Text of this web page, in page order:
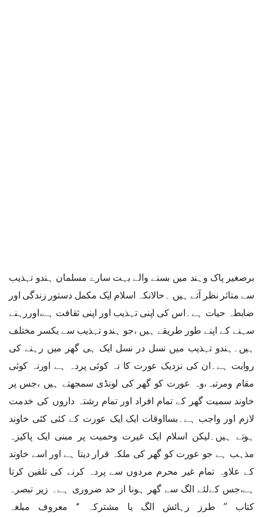
برصغیر پاک وہند میں بسنے والے بہت سارے مسلمان ہندو تہذیب
سے متاثر نظر آتے ہیں ۔حالانکہ اسلام ایک مکمل دستور زندگی اور
ضابطہ حیات ہے۔اس کی اپنی تہذیب اور اپنی ثقافت ہے،اوررہنے
سہنے کے اپنے طور طریقے ہیں ،جو ہندو تہذیب سے یکسر مختلف
ہیں۔ہندو تہذیب میں نسل در نسل ایک ہی گھر میں رہنے کی
روایت ہے۔ان کی نزدیک عورت کا نہ کوئی پردہ ہے اورنہ کوئی
مقام ومرتبہ،وہ عورت کو گھر کی لونڈی سمجھتے ہیں ،جس پر
خاوند سمیت گھر کے تمام افراد اور تمام رشتہ داروں کی خدمت
لازم اور واجب ہے۔بسااوقات ایک ایک عورت کے کئی کئی خاوند
ہوتے ہیں۔لیکن اسلام ایک غیرت وحمیت پر مبنی ایک پاکیزہ
مذہب ہے جو عورت کو گھر کی ملکہ قرار دیتا ہے اور اسے خاوند
کے علاوہ تمام غیر محرم مردوں سے پردہ کرنے کی تلقین کرتا
ہے،جس کےلئے الگ سے گھر ہونا از حد ضروری ہے۔ زیر تبصرہ
کتاب ’’ طرز رہائش الگ یا مشترکہ ‘‘ معروف مبلغہ